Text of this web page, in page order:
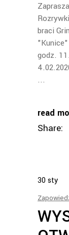
braci
"Kunice"
godz.
read
Share:
30sty